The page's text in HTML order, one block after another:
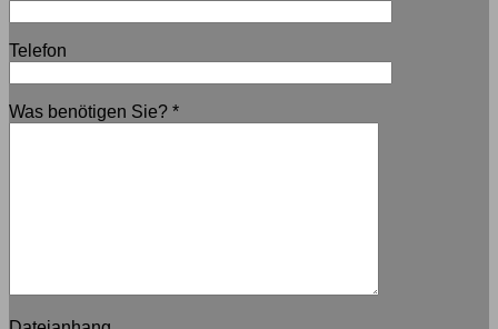
Telefon
Was benötigen Sie? *